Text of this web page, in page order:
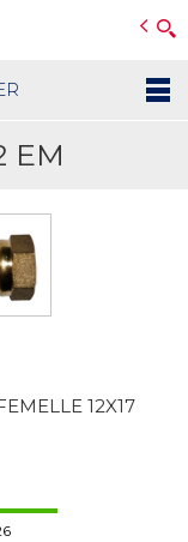
EM
12X17